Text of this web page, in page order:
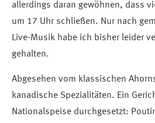
allerdings daran gewöhnen, dass
um 17 Uhr schließen. Nur nach
Live-Musik habe ich bisher leider
gehalten.
Abgesehen vom klassischen
kanadische Spezialitäten. Ein
Nationalspeise durchgesetzt: